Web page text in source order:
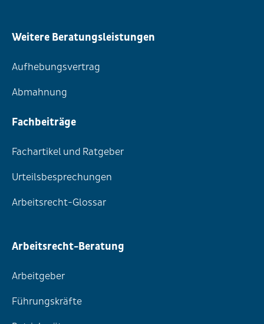
Weitere Beratungsleistungen
Aufhebungsvertrag
Abmahnung
Fachbeiträge
Fachartikel und Ratgeber
Urteilsbesprechungen
Arbeitsrecht-Glossar
Arbeitsrecht-Beratung
Arbeitgeber
Führungskräfte